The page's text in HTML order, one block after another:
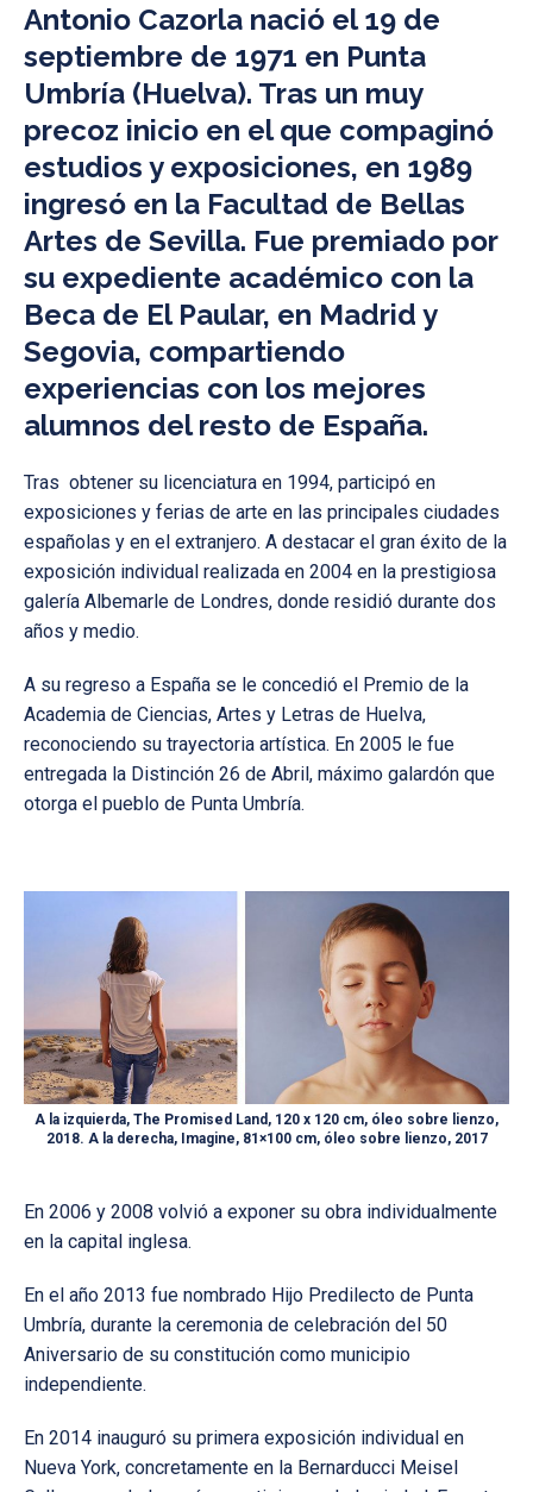
Antonio Cazorla nació el 19 de
septiembre de 1971 en Punta
Umbría (Huelva). Tras un muy
precoz inicio en el que compaginó
estudios y exposiciones, en 1989
ingresó en la Facultad de Bellas
Artes de Sevilla. Fue premiado por
su expediente académico con la
Beca de El Paular, en Madrid y
Segovia, compartiendo
experiencias con los mejores
alumnos del resto de España.
Tras obtener su licenciatura en 1994, participó en
exposiciones y ferias de arte en las principales ciudades
españolas y en el extranjero. A destacar el gran éxito de la
exposición individual realizada en 2004 en la prestigiosa
galería Albemarle de Londres, donde residió durante dos
años y medio.
A su regreso a España se le concedió el Premio de la
Academia de Ciencias, Artes y Letras de Huelva,
reconociendo su trayectoria artística. En 2005 le fue
entregada la Distinción 26 de Abril, máximo galardón que
otorga el pueblo de Punta Umbría.
A la izquierda, The Promised Land, 120 x 120 cm, óleo sobre lienzo,
2018. A la derecha, Imagine, 81×100 cm, óleo sobre lienzo, 2017
En 2006 y 2008 volvió a exponer su obra individualmente
en la capital inglesa.
En el año 2013 fue nombrado Hijo Predilecto de Punta
Umbría, durante la ceremonia de celebración del 50
Aniversario de su constitución como municipio
independiente.
En 2014 inauguró su primera exposición individual en
Nueva York, concretamente en la Bernarducci Meisel